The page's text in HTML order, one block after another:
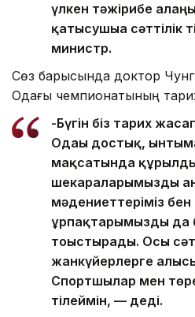
үлкен тәжірибе
қатысушыға сәттілік
министр.
Сөз барысында доктор
Одағы чемпионатының
-Бүгін біз тарих
Одағы достық,
мақсатында
шекараларымызды
мәдениеттеріміз
ұрпақтарымызды да
тоғыстырады. Осы
жанкүйерлерге
Спортшылар мен
тілеймін, — деді.